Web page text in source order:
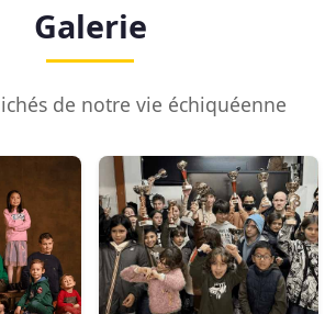
Galerie
de notre vie échiquéenne